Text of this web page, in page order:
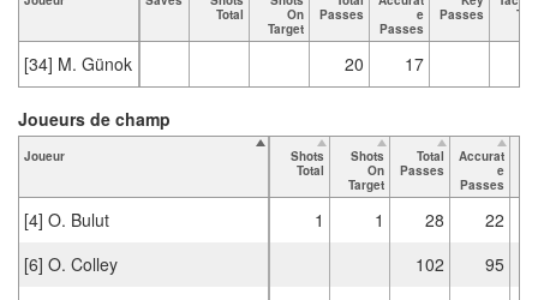
Total
On
Target
Passes
e
Passes
Passes
[34] M. Günok 20 17
Joueur
Shots
Total
Shots
On
Target
Total
Passes
Accurat
e
Passes
[4] O. Bulut 1 1 28
22
[6] O. Colley
102
95
Joueurs de champ